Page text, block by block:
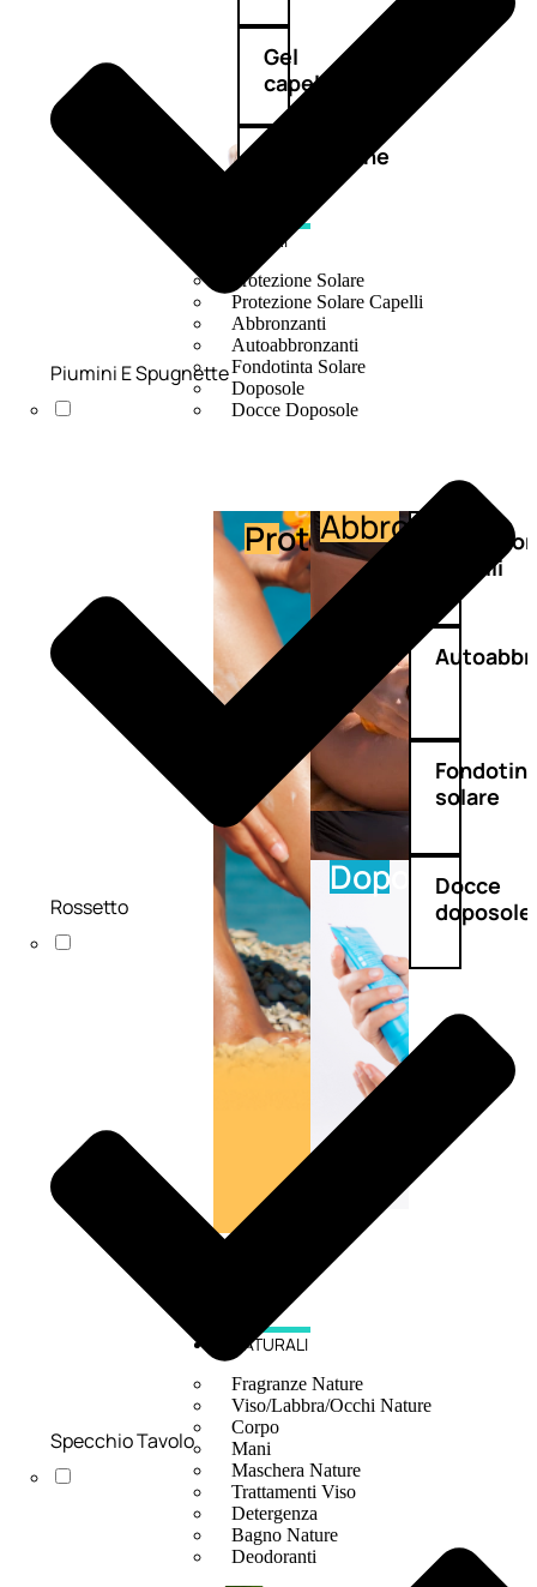
Gel
capelli
Colorazione
SOLARI
Protezione Solare
Protezione Solare Capelli
Abbronzanti
Autoabbronzanti
Fondotinta Solare
Doposole
Docce Doposole
Protezione
Abbronzante
Doposole
capelli
solare
Docce
doposole
NATURALI
Fragranze Nature
Viso/Labbra/Occhi Nature
Corpo
Mani
Maschera Nature
Trattamenti Viso
Detergenza
Bagno Nature
Deodoranti
Piumini E Spugnette
Rossetto
Specchio Tavolo